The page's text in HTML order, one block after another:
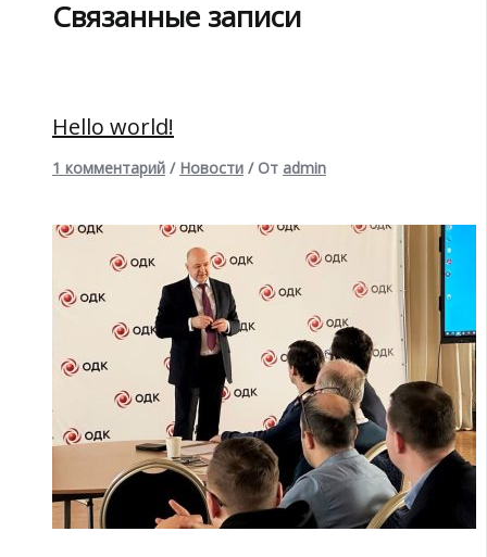
Связанные записи
Hello world!
1 комментарий / Новости / От admin